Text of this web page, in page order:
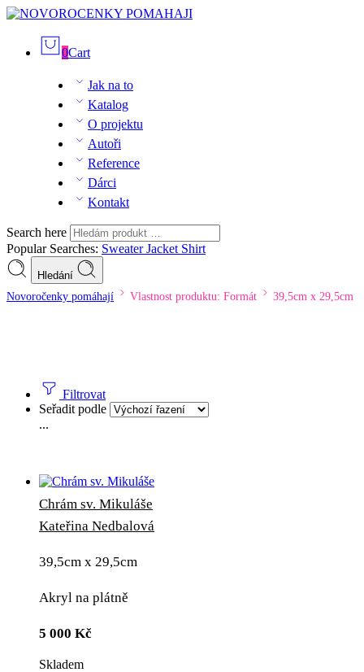
0Cart
Jak na to
Katalog
O projektu
Autoři
Reference
Dárci
Kontakt
Search here
Popular Searches: SweaterJacket Shirt
Hledání
Novoročenky pomáhají Vlastnost produktu: Formát 39,5cm x 29,5cm
Filtrovat
Seřadit podle
...
Chrám sv. Mikuláše
Kateřina Nedbalová
39,5cm x 29,5cm
Akryl na plátně
5 000 Kč
Skladem